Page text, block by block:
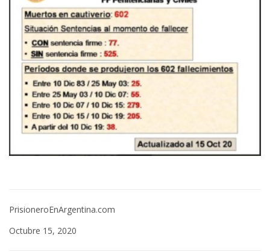
PrisioneroEnArgentina.com
Octubre 15, 2020